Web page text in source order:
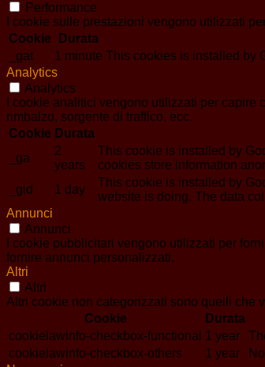
Performance
I cookie sulle prestazioni vengono utilizzati
Cookie
Durata
_gat
1 minute This cookies is installed by
Analytics
Analytics
I cookie analitici vengono utilizzati per
rimbalzo, sorgente di traffico, ecc.
Cookie Durata
_ga
2
years
This cookie is installed by
cookies store information
_gid
1 day
This cookie is installed by
website is doing. The data
Annunci
Annunci
I cookie pubblicitari vengono utilizzati per
fornire annunci personalizzati.
Altri
Altri
Altri cookie non categorizzati sono quelli che
Cookie
Durata
cookielawinfo-checkbox-functional 1 year
cookielawinfo-checkbox-others
1 year